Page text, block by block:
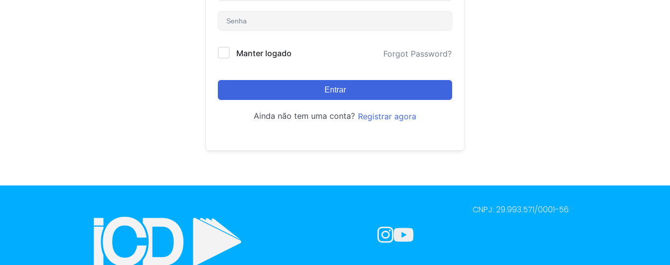
Manter logado Forgot Password?
Entrar
Ainda não tem uma conta? Registrar agora
CNPJ: 29.993.571/0001-56